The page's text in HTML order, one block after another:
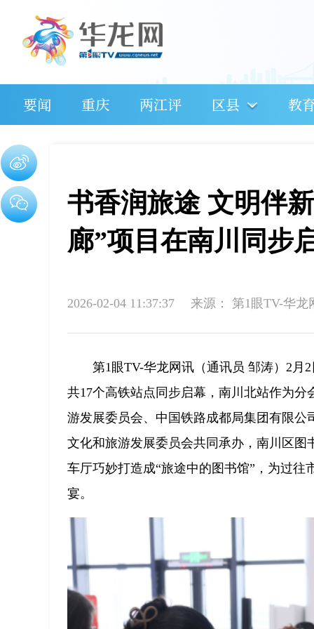
要闻 重庆 两江评 区县 教
书香润旅途 文明伴
廊”项目在南川同步
2026-02-04 11:37:37 来源： 第1眼TV-华龙
第1眼TV-华龙网讯（通讯员 邹涛）2月
共17个高铁站点同步启幕，南川北站作为
游发展委员会、中国铁路成都局集团有限
文化和旅游发展委员会共同承办，南川区
车厅巧妙打造成“旅途中的图书馆”，为过
宴。